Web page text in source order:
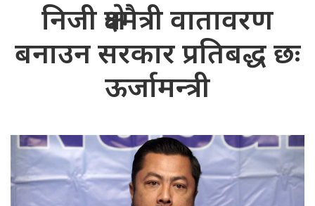
निजी क्षेत्रमैत्री वातावरण
बनाउन सरकार प्रतिबद्ध छः
ऊर्जामन्त्री